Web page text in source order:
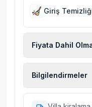
Giriş
Fiyata Dahil
sigortaları
Bilgilendirmeler